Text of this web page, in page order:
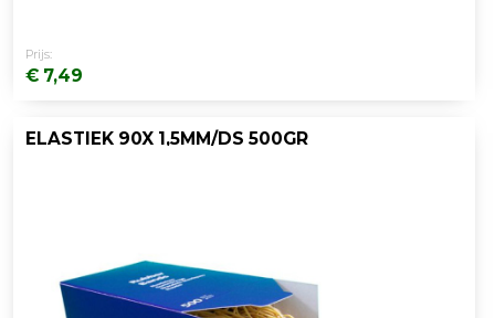
Prijs:
€ 7,49
ELASTIEK 90X 1,5MM/DS 500GR